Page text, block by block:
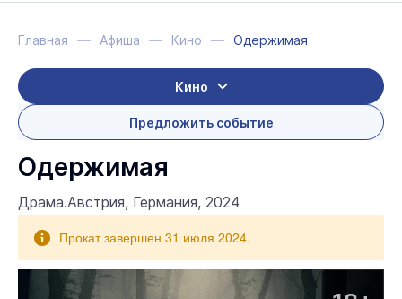
Главная Афиша Кино Одержимая
Кино
Предложить событие
Одержимая
Драма.Австрия, Германия, 2024
Прокат завершен 31 июля 2024.